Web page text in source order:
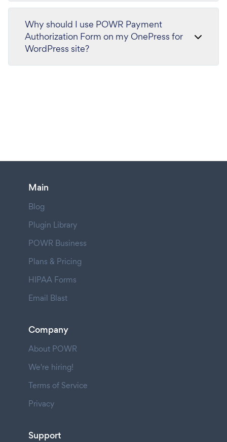
Why should I use POWR Payment
Authorization Form on my OnePress for
WordPress site?
Main
Blog
Plugin Library
POWR Business
Plans & Pricing
HIPAA Forms
Email Blast
Company
About POWR
We're hiring!
Terms of Service
Privacy
Support